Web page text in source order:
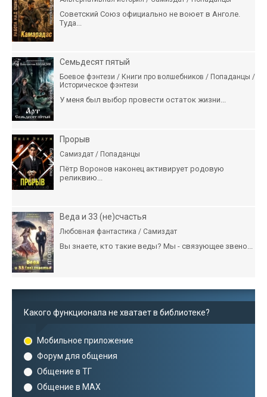
Советский Союз официально не воюет в Анголе.
Туда...
Семьдесят пятый
Боевое фэнтези / Книги про волшебников / Попаданцы /
Историческое фэнтези
У меня был выбор провести остаток жизни...
Прорыв
Самиздат / Попаданцы
Пётр Воронов наконец активирует родовую
реликвию...
Веда и 33 (не)счастья
Любовная фантастика / Самиздат
Вы знаете, кто такие веды? Мы - связующее звено...
Какого функционала не хватает в библиотеке?
Мобильное приложение
Форум для общения
Общение в ТГ
Общение в MAX